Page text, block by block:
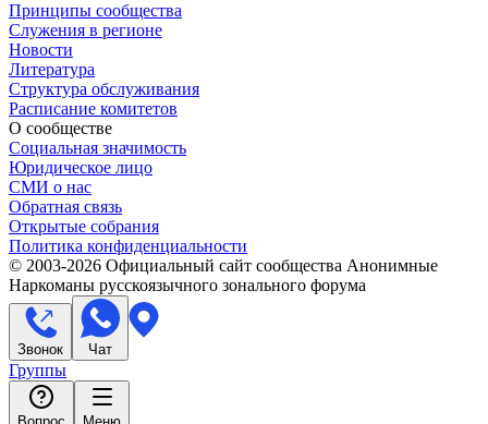
Принципы сообщества
Служения в регионе
Новости
Литература
Структура обслуживания
Расписание комитетов
О сообществе
Социальная значимость
Юридическое лицо
СМИ о нас
Обратная связь
Открытые собрания
Политика конфиденциальности
© 2003-2026 Официальный сайт сообщества Анонимные
Наркоманы русскоязычного зонального форума
Звонок Чат
Группы